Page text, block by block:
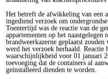
Het betreft de afwikkeling van een
ingediend verzoek om
Toentertijd was de reactie van de
appartementen op het
brandweerkazerne geplaatst
werd het verzoek herhaald. Reactie
waarschijnlijkheid voor 01 januari
toevoeging dat de containers al
geïnstalleerd dienden te worden.